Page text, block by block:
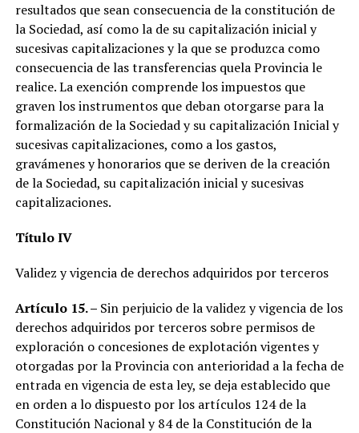
resultados que sean consecuencia de la constitución de
la Sociedad, así como la de su capitalización inicial y
sucesivas capitalizaciones y la que se produzca como
consecuencia de las transferencias quela Provincia le
realice. La exención comprende los impuestos que
graven los instrumentos que deban otorgarse para la
formalización de la Sociedad y su capitalización Inicial y
sucesivas capitalizaciones, como a los gastos,
gravámenes y honorarios que se deriven de la creación
de la Sociedad, su capitalización inicial y sucesivas
capitalizaciones.
Título IV
Validez y vigencia de derechos adquiridos por terceros
Artículo 15.– Sin perjuicio de la validez y vigencia de los
derechos adquiridos por terceros sobre permisos de
exploración o concesiones de explotación vigentes y
otorgadas por la Provincia con anterioridad a la fecha de
entrada en vigencia de esta ley, se deja establecido que
en orden a lo dispuesto por los artículos 124 de la
Constitución Nacional y 84 de la Constitución de la